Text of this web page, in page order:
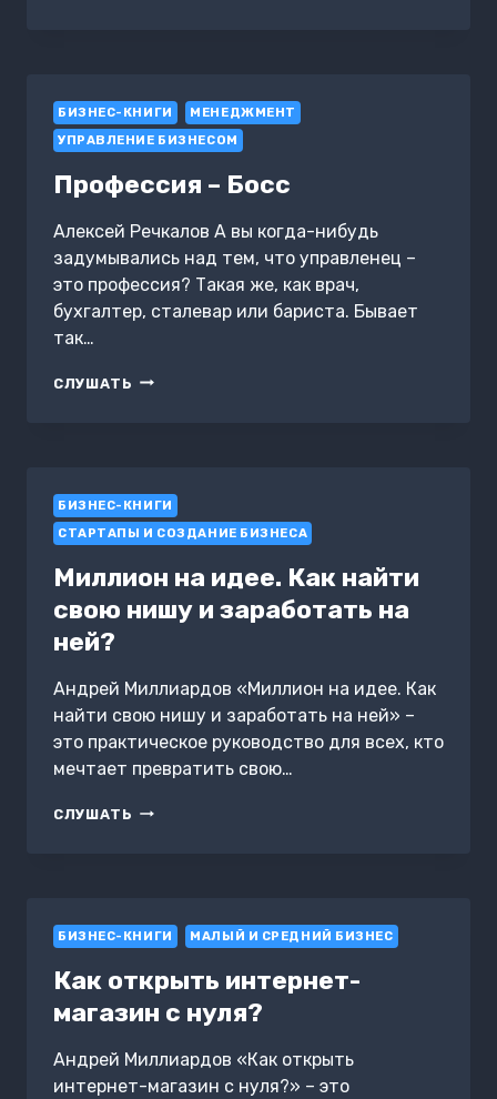
ДЛЯ
ГОЛОВЫ
БИЗНЕС-КНИГИ
МЕНЕДЖМЕНТ
УПРАВЛЕНИЕ БИЗНЕСОМ
Профессия – Босс
Алексей Речкалов А вы когда-нибудь
задумывались над тем, что управленец –
это профессия? Такая же, как врач,
бухгалтер, сталевар или бариста. Бывает
так…
СЛУШАТЬ ПРОФЕССИЯ
БИЗНЕС-КНИГИ
СТАРТАПЫ И СОЗДАНИЕ БИЗНЕСА
Миллион на идее. Как найти
свою нишу и заработать на
ней?
Андрей Миллиардов «Миллион на идее. Как
найти свою нишу и заработать на ней» –
это практическое руководство для всех, кто
мечтает превратить свою…
СЛУШАТЬ МИЛЛИОН
НИШУ
ЗАРАБОТАТЬ
НЕЙ?
БИЗНЕС-КНИГИ МАЛЫЙ И СРЕДНИЙ БИЗНЕС
Как открыть интернет-
магазин с нуля?
Андрей Миллиардов «Как открыть
интернет-магазин с нуля?» – это